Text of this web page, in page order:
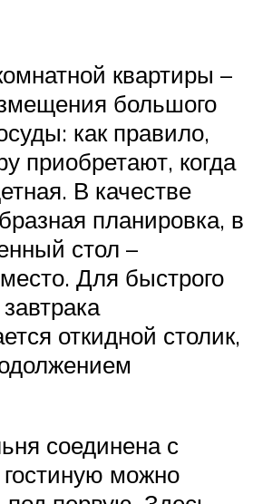
квартиры –
большого
как правило,
приобретают, когда
В качестве
планировка, в
стол –
Для быстрого
откидной столик,
соединена с
гостиную можно